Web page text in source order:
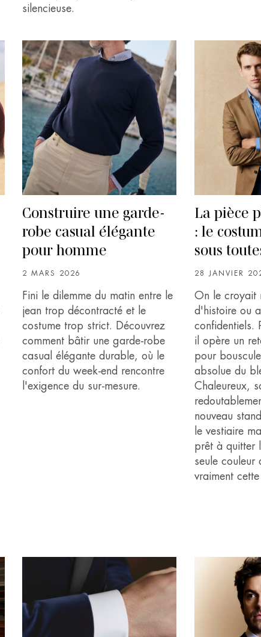
silencieuse.
Construire une garde-
robe casual élégante
pour homme
2 MARS 2026
Fini le dilemme du matin entre le
jean trop décontracté et le
costume trop strict. Découvrez
comment bâtir une garde-robe
casual élégante durable, où le
confort du week-end rencontre
l'exigence du sur-mesure.
La pièce
: le
sous
28 JANVIER
On le croyait
d'histoire ou
confidentiels.
il opère un
pour
absolue du
Chaleureux,
nouveau
le vestiaire
prêt à quitter
seule couleur
vraiment